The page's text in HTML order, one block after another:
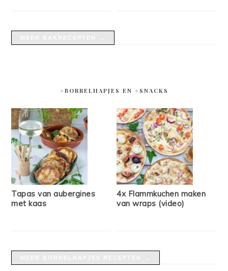
#BORRELHAPJES EN #SNACKS
Tapas van aubergines
met kaas
4x Flammkuchen maken
van wraps (video)